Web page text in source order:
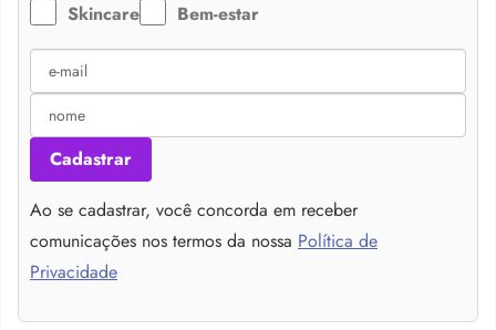
Skincare
Bem-estar
Cadastrar
Ao se cadastrar, você concorda em receber
comunicações nos termos da nossa Política de
Privacidade